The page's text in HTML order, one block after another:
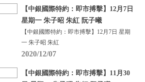
【中銀國際特約：即市搏擊】12月7日
星期一 朱子昭 朱紅 阮子曦
【中銀國際特約：即市搏擊】12月7日 星期
一 朱子昭 朱紅
2020/12/07
【中銀國際特約：即市搏擊】11月30